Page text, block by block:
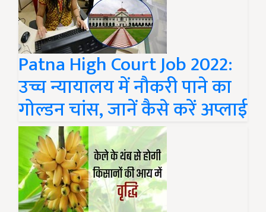
Patna High Court Job 2022:
उच्च न्यायालय में नौकरी पाने का
गोल्डन चांस, जानें कैसे करें अप्लाई